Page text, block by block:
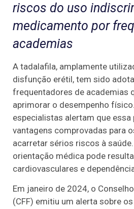
riscos do uso
medicamento por
academias
A tadalafila, amplamente
disfunção erétil, tem sido
frequentadores de academias
aprimorar o desempenho
especialistas alertam que
vantagens comprovadas para
acarretar sérios riscos à
orientação médica pode
cardiovasculares e
Em janeiro de 2024, o
(CFF) emitiu um alerta sobre